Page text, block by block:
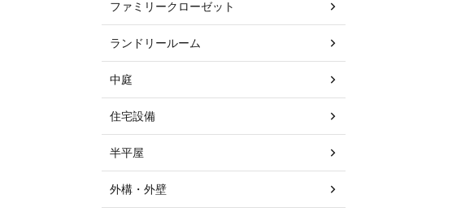
ファミリークローゼット
ランドリールーム
中庭
住宅設備
半平屋
外構・外壁